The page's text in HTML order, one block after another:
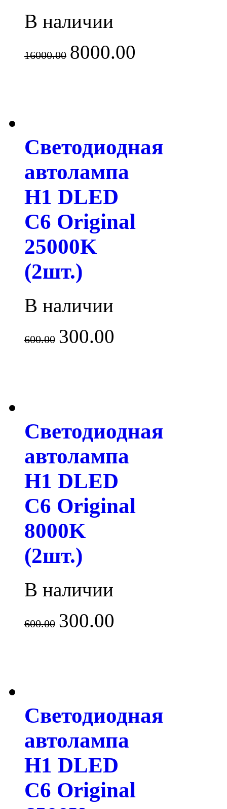
В наличии
16000.00 8000.00
Светодиодная
автолампа
H1 DLED
C6 Original
25000K
(2шт.)
В наличии
600.00 300.00
Светодиодная
автолампа
H1 DLED
C6 Original
8000K
(2шт.)
В наличии
600.00 300.00
Светодиодная
автолампа
H1 DLED
C6 Original